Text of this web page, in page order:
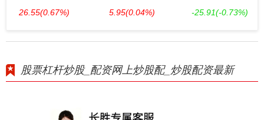
26.55(0.67%) 5.95(0.04%) -25.91(-0.73%)
股票杠杆炒股_配资网上炒股配_炒股配资最新